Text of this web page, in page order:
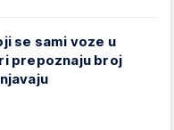
se sami voze u
prepoznaju broj